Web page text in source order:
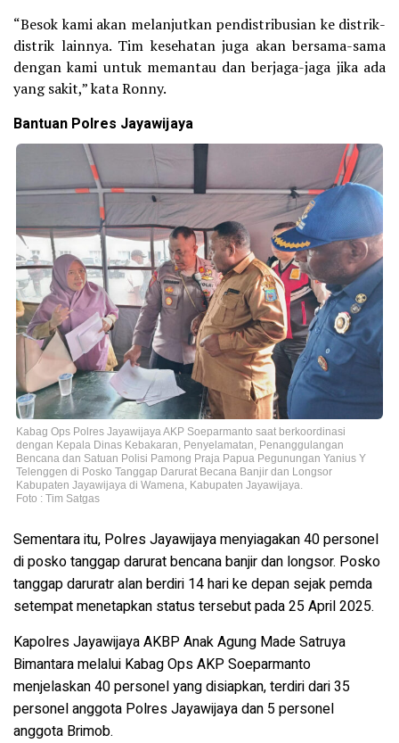
“Besok kami akan melanjutkan pendistribusian ke distrik-
distrik lainnya. Tim kesehatan juga akan bersama-sama
dengan kami untuk memantau dan berjaga-jaga jika ada
yang sakit,” kata Ronny.
Bantuan Polres Jayawijaya
Kabag Ops Polres Jayawijaya AKP Soeparmanto saat berkoordinasi
dengan Kepala Dinas Kebakaran, Penyelamatan, Penanggulangan
Bencana dan Satuan Polisi Pamong Praja Papua Pegunungan Yanius Y
Telenggen di Posko Tanggap Darurat Becana Banjir dan Longsor
Kabupaten Jayawijaya di Wamena, Kabupaten Jayawijaya.
Foto : Tim Satgas
Sementara itu, Polres Jayawijaya menyiagakan 40 personel
di posko tanggap darurat bencana banjir dan longsor. Posko
tanggap daruratr alan berdiri 14 hari ke depan sejak pemda
setempat menetapkan status tersebut pada 25 April 2025.
Kapolres Jayawijaya AKBP Anak Agung Made Satruya
Bimantara melalui Kabag Ops AKP Soeparmanto
menjelaskan 40 personel yang disiapkan, terdiri dari 35
personel anggota Polres Jayawijaya dan 5 personel
anggota Brimob.